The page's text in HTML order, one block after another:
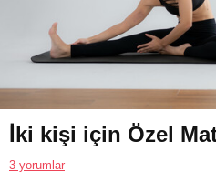
İki kişi için Özel
3 yorumlar